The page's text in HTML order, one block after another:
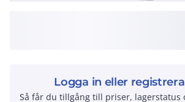
Logga in eller
Så får du tillgång till priser, lagerstatus